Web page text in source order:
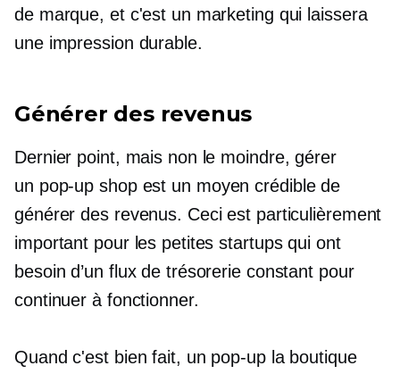
de marque, et c'est un marketing qui laissera
une impression durable.
Générer des revenus
Dernier point, mais non le moindre, gérer
un pop-up shop est un moyen crédible de
générer des revenus. Ceci est particulièrement
important pour les petites startups qui ont
besoin d’un flux de trésorerie constant pour
continuer à fonctionner.
Quand c'est bien fait, un pop-upla boutique